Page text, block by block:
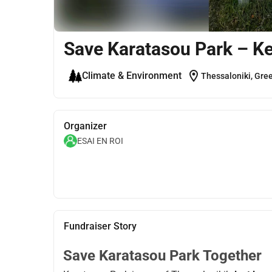
Save Karatasou Park –
Climate & Environment location_on Thessaloniki,
Organizer
ESAI EN ROI
Fundraiser Story
Save Karatasou Park Together